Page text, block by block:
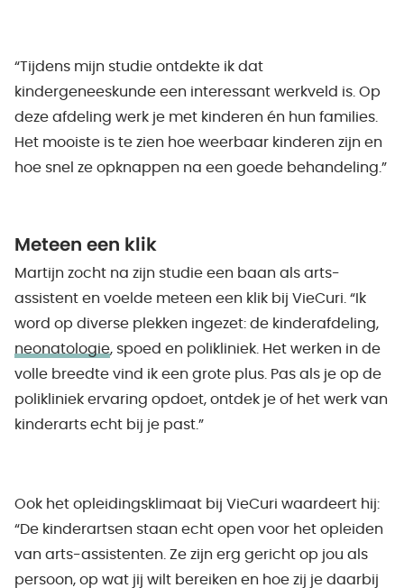
“Tijdens mijn studie ontdekte ik dat
kindergeneeskunde een interessant werkveld is. Op
deze afdeling werk je met kinderen én hun families.
Het mooiste is te zien hoe weerbaar kinderen zijn en
hoe snel ze opknappen na een goede behandeling.”
Meteen een klik
Martijn zocht na zijn studie een baan als arts-
assistent en voelde meteen een klik bij VieCuri. “Ik
word op diverse plekken ingezet: de kinderafdeling,
neonatologie, spoed en polikliniek. Het werken in de
volle breedte vind ik een grote plus. Pas als je op de
polikliniek ervaring opdoet, ontdek je of het werk van
kinderarts echt bij je past.”
Ook het opleidingsklimaat bij VieCuri waardeert hij:
“De kinderartsen staan echt open voor het opleiden
van arts-assistenten. Ze zijn erg gericht op jou als
persoon, op wat jij wilt bereiken en hoe zij je daarbij